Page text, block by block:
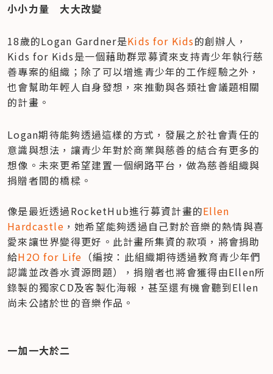
小小力量　大大改變
18歲的Logan Gardner是Kids for Kids的創辦人，
Kids for Kids是一個藉助群眾募資來支持青少年執行慈
善專案的組織；除了可以增進青少年的工作經驗之外，
也會幫助年輕人自身發想，來推動與各類社會議題相關
的計畫。
Logan期待能夠透過這樣的方式，發展之於社會責任的
意識與想法，讓青少年對於商業與慈善的結合有更多的
想像。未來更希望建置一個網路平台，做為慈善組織與
捐贈者間的橋樑。
像是最近透過RocketHub進行募資計畫的Ellen
Hardcastle ，她希望能夠透過自己對於音樂的熱情與喜
愛來讓世界變得更好。此計畫所集資的款項，將會捐助
給H2O for Life （編按：此組織期待透過教育青少年們
認識並改善水資源問題），捐贈者也將會獲得由Ellen所
錄製的獨家CD及客製化海報，甚至還有機會聽到Ellen
尚未公諸於世的音樂作品。
一加一大於二